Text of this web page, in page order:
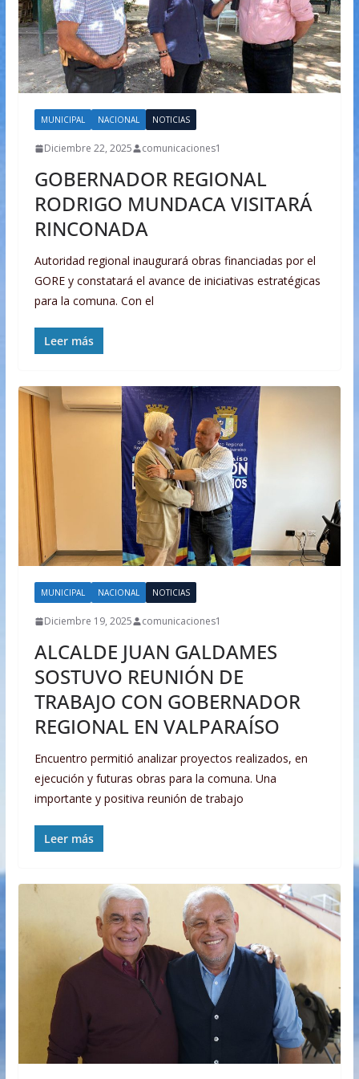
MUNICIPAL NACIONAL NOTICIAS
Diciembre 22, 2025 comunicaciones1
GOBERNADOR REGIONAL
RODRIGO MUNDACA VISITARÁ
RINCONADA
Autoridad regional inaugurará obras financiadas por el
GORE y constatará el avance de iniciativas estratégicas
para la comuna. Con el
Leer más
MUNICIPAL NACIONAL NOTICIAS
Diciembre 19, 2025 comunicaciones1
ALCALDE JUAN GALDAMES
SOSTUVO REUNIÓN DE
TRABAJO CON GOBERNADOR
REGIONAL EN VALPARAÍSO
Encuentro permitió analizar proyectos realizados, en
ejecución y futuras obras para la comuna. Una
importante y positiva reunión de trabajo
Leer más